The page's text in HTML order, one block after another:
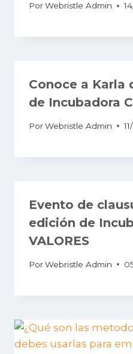
PorWebristle Admin
Conoce a Karla
de Incubadora
PorWebristle Admin
Evento de
edición de
VALORES
PorWebristle Admin